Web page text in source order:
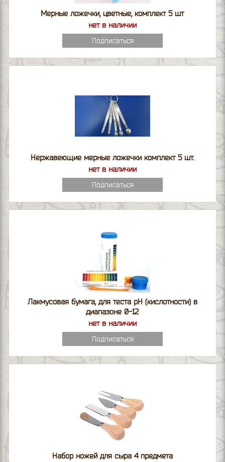
Мерные ложечки, цветные, комплект 5 шт
нет в наличии
Подписаться
Нержавеющие мерные ложечки комплект 5 шт.
нет в наличии
Подписаться
Лакмусовая бумага, для теста pH (кислотности) в
диапазоне 0-12
нет в наличии
Подписаться
Набор ножей для сыра 4 предмета